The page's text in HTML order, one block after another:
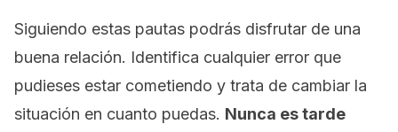
Siguiendo estas pautas podrás disfrutar de una
buena relación. Identifica cualquier error que
pudieses estar cometiendo y trata de cambiar la
situación en cuanto puedas. Nunca es tarde